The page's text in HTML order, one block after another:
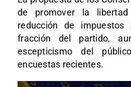
de promover la
reducción de impuestos
fracción del partido,
escepticismo del
encuestas recientes.